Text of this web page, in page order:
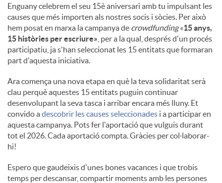
Enguany celebrem el seu 15è aniversari amb tu impulsant les
causes que més importen als nostres socis i sòcies. Per això
hem posat en marxa la campanya de crowdfunding«15 anys,
15 històries per escriure» , per a la qual, després d'un procés
participatiu, ja s'han seleccionat les 15 entitats que formaran
part d'aquesta iniciativa.
Ara comença una nova etapa en què la teva solidaritat serà
clau perquè aquestes 15 entitats puguin continuar
desenvolupant la seva tasca i arribar encara més lluny. Et
convido adescobrir les causes seleccionades i a participar en
aquesta campanya. Pots fer l'aportació que vulguis durant
tot el 2026. Cada aportació compta. Gràcies per col·laborar-
hi!
Espero que gaudeixis d'unes bones vacances i que trobis
temps per descansar, compartir moments amb les persones